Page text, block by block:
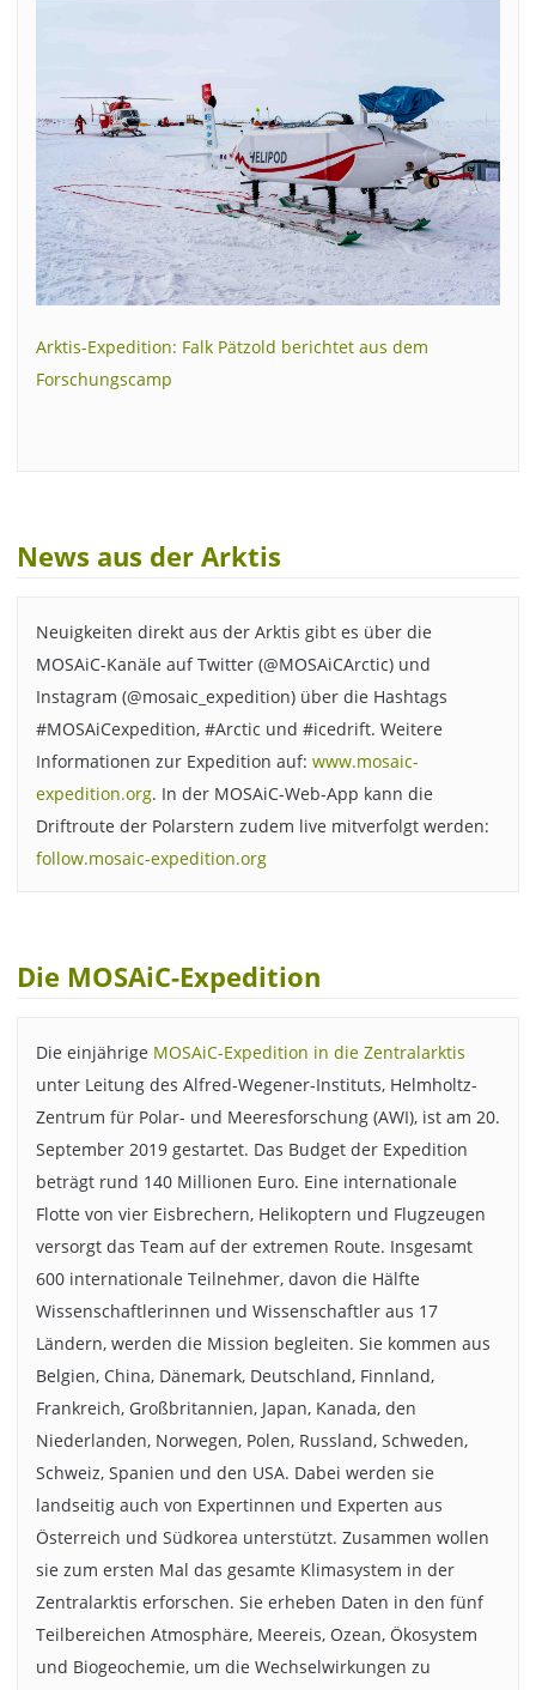
Arktis-Expedition: Falk Pätzold berichtet aus dem
Forschungscamp
News aus der Arktis
Neuigkeiten direkt aus der Arktis gibt es über die
MOSAiC-Kanäle auf Twitter (@MOSAiCArctic) und
Instagram (@mosaic_expedition) über die Hashtags
#MOSAiCexpedition, #Arctic und #icedrift. Weitere
Informationen zur Expedition auf: www.mosaic-
expedition.org. In der MOSAiC-Web-App kann die
Driftroute der Polarstern zudem live mitverfolgt werden:
follow.mosaic-expedition.org
Die MOSAiC-Expedition
Die einjährige MOSAiC-Expedition in die Zentralarktis
unter Leitung des Alfred-Wegener-Instituts, Helmholtz-
Zentrum für Polar- und Meeresforschung (AWI), ist am 20.
September 2019 gestartet. Das Budget der Expedition
beträgt rund 140 Millionen Euro. Eine internationale
Flotte von vier Eisbrechern, Helikoptern und Flugzeugen
versorgt das Team auf der extremen Route. Insgesamt
600 internationale Teilnehmer, davon die Hälfte
Wissenschaftlerinnen und Wissenschaftler aus 17
Ländern, werden die Mission begleiten. Sie kommen aus
Belgien, China, Dänemark, Deutschland, Finnland,
Frankreich, Großbritannien, Japan, Kanada, den
Niederlanden, Norwegen, Polen, Russland, Schweden,
Schweiz, Spanien und den USA. Dabei werden sie
landseitig auch von Expertinnen und Experten aus
Österreich und Südkorea unterstützt. Zusammen wollen
sie zum ersten Mal das gesamte Klimasystem in der
Zentralarktis erforschen. Sie erheben Daten in den fünf
Teilbereichen Atmosphäre, Meereis, Ozean, Ökosystem
und Biogeochemie, um die Wechselwirkungen zu